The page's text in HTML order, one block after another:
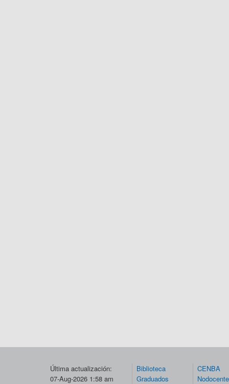
Última actualización:
07-Aug-2026 1:58 am
Biblioteca
Graduados
CENBA